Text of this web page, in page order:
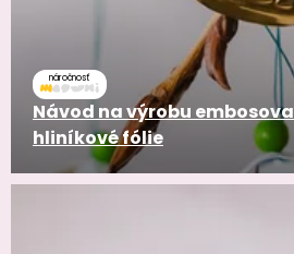
náročnosť
Návod na výrobu
hliníkové fólie